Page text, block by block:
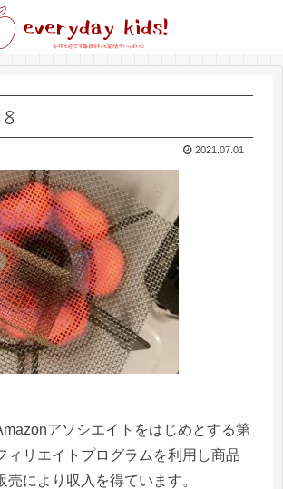
2021.07.01
アソシエイトをはじめとする第
ィリエイトプログラムを利用し商品
売により収入を得ています。